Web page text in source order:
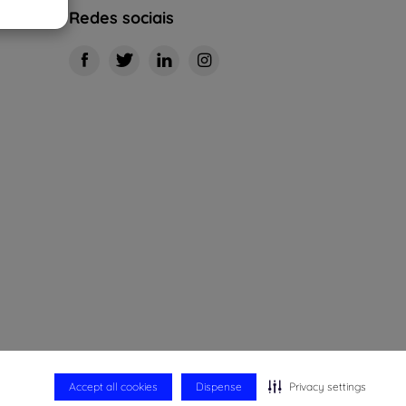
Accept all cookies Dispense Privacy settings
Redes sociais